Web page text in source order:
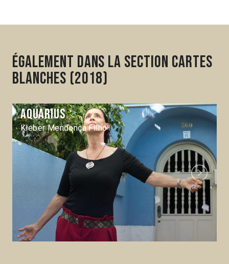
Également dans la section Cartes
blanches (2018)
Aquarius
Kleber Mendonça Filho
Next